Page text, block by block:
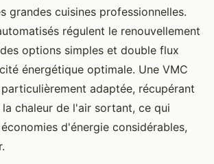
grandes cuisines professionnelles.
régulent le renouvellement
options simples et double flux
énergétique optimale. Une VMC
adaptée, récupérant
la chaleur de l'air sortant, ce qui
d'énergie considérables,